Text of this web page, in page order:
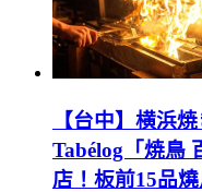
【台中】横浜
Tabélog「焼鳥
店！板前15品